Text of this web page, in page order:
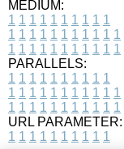
MEDIUM:
1 1 1 1 1 1 1 1 1 1
1 1 1 1 1 1 1 1 1 1 1
1 1 1 1 1 1 1 1 1 1 1
PARALLELS:
1 1 1 1 1 1 1 1 1 1
1 1 1 1 1 1 1 1 1 1 1
1 1 1 1 1 1 1 1 1 1 1
URL PARAMETER:
1 1 1 1 1 1 1 1 1 1